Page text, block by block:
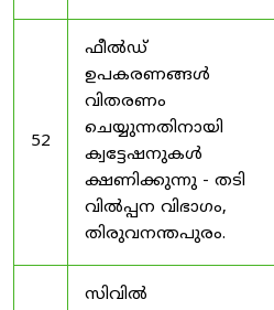
52
ഫീൽഡ്
ഉപകരണങ്ങൾ
വിതരണം
ചെയ്യുന്നതിനായി
ക്വട്ടേഷനുകൾ
ക്ഷണിക്കുന്നു - തടി
വിൽപ്പന വിഭാഗം,
തിരുവനന്തപുരം.
സിവിൽ